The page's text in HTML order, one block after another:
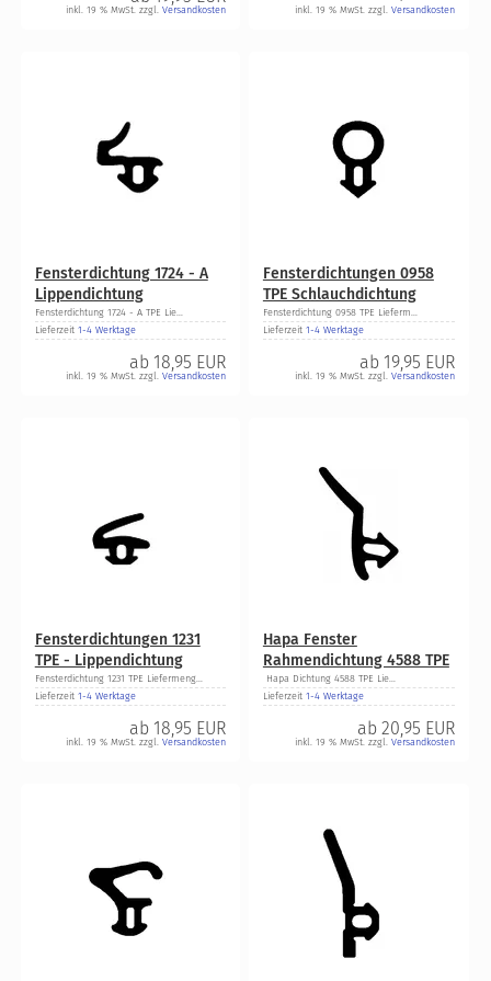
inkl. 19 % MwSt. zzgl.Versandkosten inkl. 19 % MwSt. zzgl. Versandkosten
Fensterdichtung 1724 - A
Lippendichtung
Fensterdichtung 1724 - A TPE Lie...
Lieferzeit 1-4 Werktage
ab 18,95 EUR
inkl. 19 % MwSt. zzgl.Versandkosten
Fensterdichtungen 0958
TPE Schlauchdichtung
Fensterdichtung 0958 TPE Lieferm...
Lieferzeit 1-4 Werktage
ab 19,95 EUR
inkl. 19 % MwSt. zzgl. Versandkosten
Fensterdichtungen 1231
TPE - Lippendichtung
Fensterdichtung 1231 TPE Liefermeng...
Lieferzeit 1-4 Werktage
ab 18,95 EUR
inkl. 19 % MwSt. zzgl.Versandkosten
Hapa Fenster
Rahmendichtung 4588 TPE
Hapa Dichtung 4588 TPE Lie...
Lieferzeit 1-4 Werktage
ab 20,95 EUR
inkl. 19 % MwSt. zzgl. Versandkosten